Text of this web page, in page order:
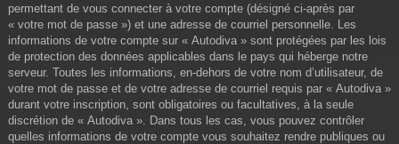
permettant de vous connecter à votre compte (désigné ci-après par
« votre mot de passe ») et une adresse de courriel personnelle. Les
informations de votre compte sur « Autodiva » sont protégées par les lois
de protection des données applicables dans le pays qui héberge notre
serveur. Toutes les informations, en-dehors de votre nom d’utilisateur, de
votre mot de passe et de votre adresse de courriel requis par « Autodiva »
durant votre inscription, sont obligatoires ou facultatives, à la seule
discrétion de « Autodiva ». Dans tous les cas, vous pouvez contrôler
quelles informations de votre compte vous souhaitez rendre publiques ou